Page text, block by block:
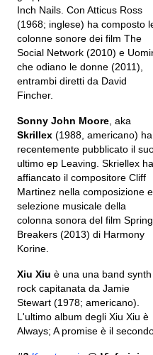
Inch Nails. Con Atticus Ross
(1968; inglese) ha composto
colonne sonore dei film The
Social Network (2010) e
che odiano le donne (2011),
entrambi diretti da David
Fincher.
Sonny John Moore , aka
Skrillex (1988, americano) ha
recentemente pubblicato il
ultimo ep Leaving. Skriellex ha
affiancato il compositore Cliff
Martinez nella composizione e
selezione musicale della
colonna sonora del film Spring
Breakers (2013) di Harmony
Korine.
Xiu Xiu è una una band synth
rock capitanata da Jamie
Stewart (1978; americano).
L'ultimo album degli Xiu Xiu è
Always; A promise è il